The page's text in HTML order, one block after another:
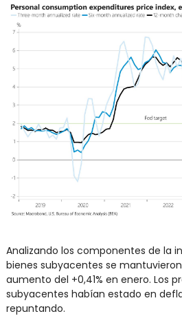
Analizando los componentes de la
bienes subyacentes se
aumento del +0,41% en enero. Los
subyacentes habían estado en
repuntando.